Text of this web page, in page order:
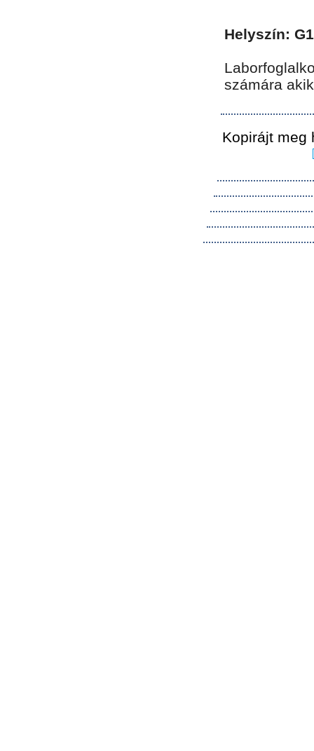
Helyszín:
számára
Kopirájt meg